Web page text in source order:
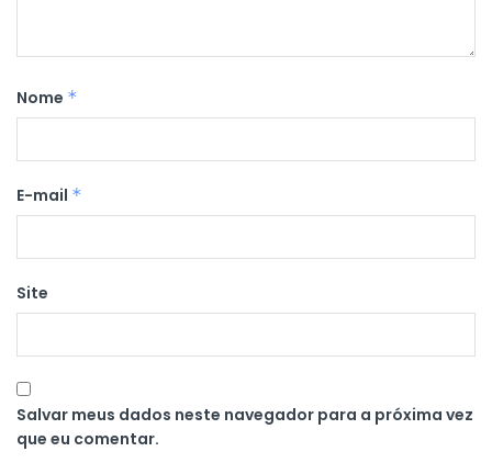
Nome *
E-mail *
Site
Salvar meus dados neste navegador para a próxima vez
que eu comentar.